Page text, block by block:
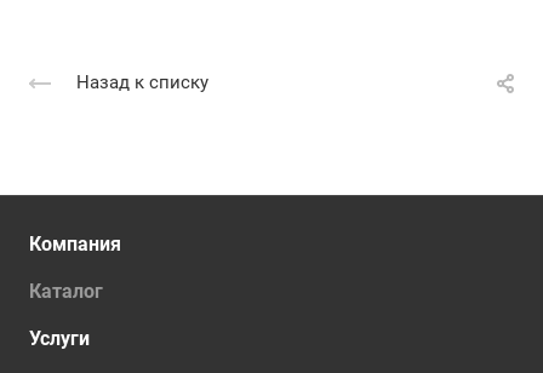
Назад к списку
Компания
Каталог
Услуги